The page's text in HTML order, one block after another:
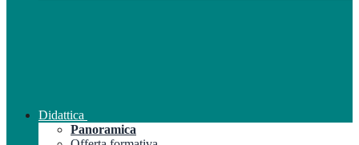
Didattica
Panoramica